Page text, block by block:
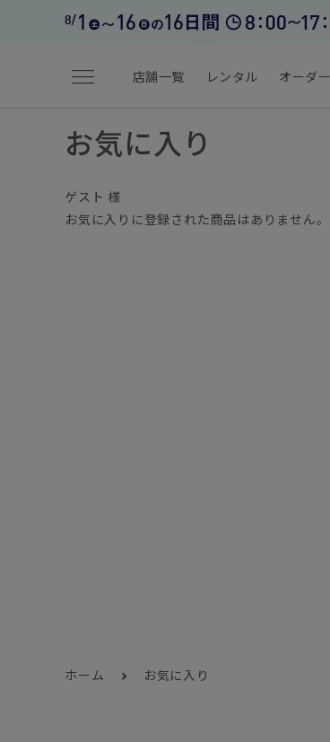
menu 店舗一覧 レンタル オーダー
お気に入り
ゲスト 様
お気に入りに登録された商品はありません。
ホーム お気に入り